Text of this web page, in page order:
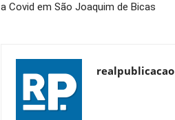
a Covid em São Joaquim de Bicas
realpublicacao